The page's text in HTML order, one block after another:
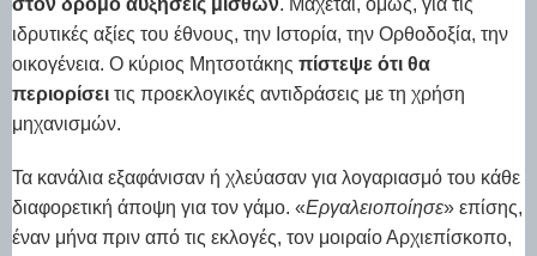
στον δρόμο αυξήσεις μισθών. Μάχεται, όμως, για τις
ιδρυτικές αξίες του έθνους, την Ιστορία, την Ορθοδοξία, την
οικογένεια. Ο κύριος Μητσοτάκης πίστεψε ότι θα
περιορίσει τις προεκλογικές αντιδράσεις με τη χρήση
μηχανισμών.
Τα κανάλια εξαφάνισαν ή χλεύασαν για λογαριασμό του κάθε
διαφορετική άποψη για τον γάμο. «Εργαλειοποίησε» επίσης,
έναν μήνα πριν από τις εκλογές, τον μοιραίο Αρχιεπίσκοπο,